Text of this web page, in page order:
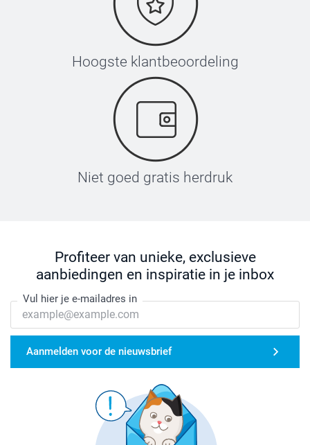
Hoogste klantbeoordeling
Niet goed gratis herdruk
Profiteer van unieke, exclusieve
aanbiedingen en inspiratie in je inbox
Vul hier je e-mailadres in
Aanmelden voor de nieuwsbrief